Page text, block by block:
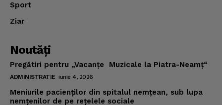
Sport
Ziar
Noutăţi
Pregătiri pentru „Vacanţe Muzicale la Piatra-Neamţ“
ADMINISTRATIE iunie 4, 2026
Meniurile pacienţilor din spitalul nemţean, sub lupa
nemţenilor de pe reţelele sociale